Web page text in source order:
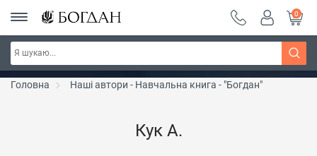
Серія "Чейзіана" ~ знижка 20%
0
Головна Наші автори - Навчальна книга - "Богдан"
Кук А.